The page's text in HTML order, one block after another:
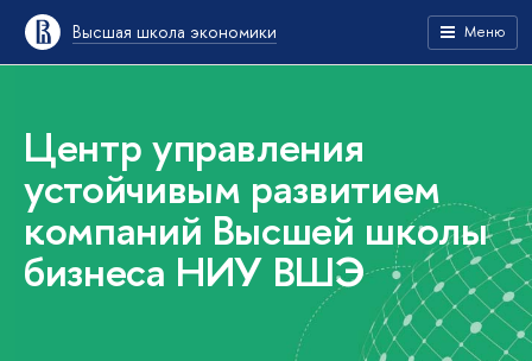
Высшая школа экономики Меню
Центр управления
устойчивым развитием
компаний Высшей школы
бизнеса НИУ ВШЭ